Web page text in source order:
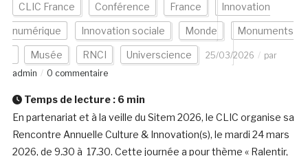
CLIC France Conférence France Innovation
numérique Innovation sociale Monde Monuments
Musée RNCI Universcience 25/03/2026
par
admin
0 commentaire
Temps de lecture : 6 min
En partenariat et à la veille du Sitem 2026, le CLIC organise sa
Rencontre Annuelle Culture & Innovation(s), le mardi 24 mars
2026, de 9.30 à 17.30. Cette journée a pour thème « Ralentir,